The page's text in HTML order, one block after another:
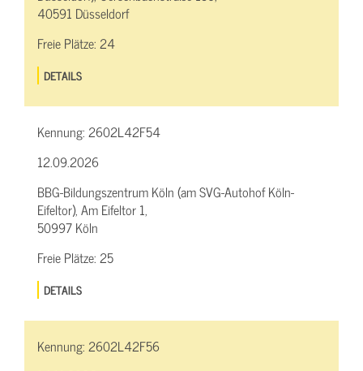
40591 Düsseldorf
Freie Plätze:24
DETAILS
Kennung:2602L42F54
12.09.2026
BBG-Bildungszentrum Köln (am SVG-Autohof Köln-
Eifeltor), Am Eifeltor 1,
50997 Köln
Freie Plätze:25
DETAILS
Kennung:2602L42F56